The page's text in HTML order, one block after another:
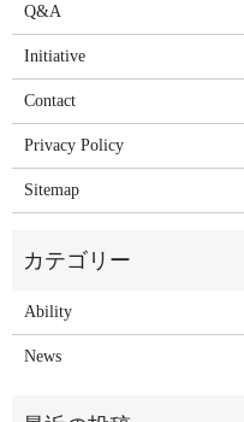
Q&A
Initiative
Contact
Privacy Policy
Sitemap
Ability
News